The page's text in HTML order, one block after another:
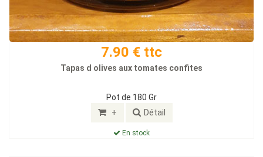
7.90 € ttc
Tapas d olives aux tomates confites
Pot de 180 Gr
+ Détail
En stock